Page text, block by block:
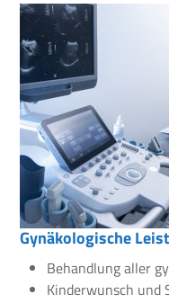
Gynäkologische
Behandlung aller
Kinderwunsch und